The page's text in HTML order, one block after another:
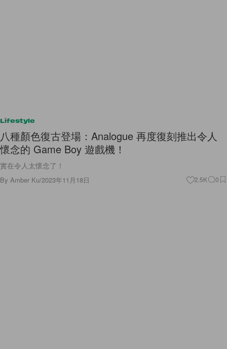
Lifestyle
八種顏色復古登場：Analogue 再度復刻推出令人
懷念的 Game Boy 遊戲機！
實在令人太懷念了！
By Amber Ku/2023年11月18日 2.5K 0